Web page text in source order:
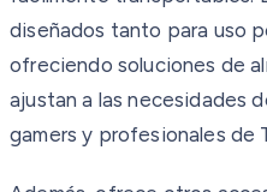
diseñados tanto para uso
ofreciendo soluciones de
ajustan a las necesidades
gamers y profesionales de